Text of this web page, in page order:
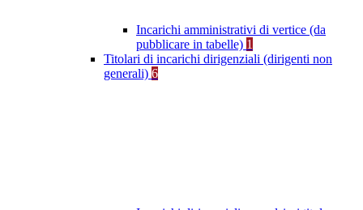
Incarichi amministrativi di vertice (da
pubblicare in tabelle) 1
Titolari di incarichi dirigenziali (dirigenti non
generali) 6